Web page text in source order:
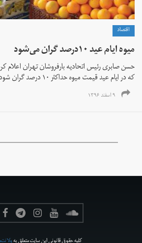
اقتصاد
میوه ایام عید ١٠درصد گران می‌شود
حسن صابری رئیس اتحادیه بارفروشان تهران اعلام
که در ایام عید قیمت میوه حداکثر ١٠ درصد گران شود. صابری روز چهارشنبه ۹...
۹ اسفند ۱۳۹۶